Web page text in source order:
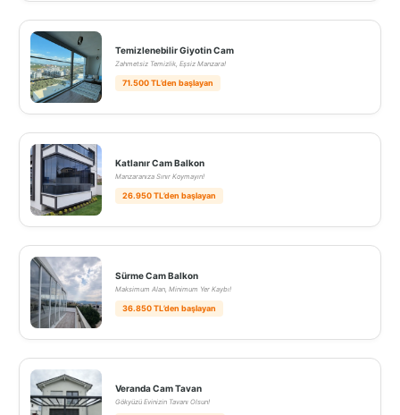
Temizlenebilir Giyotin Cam
Zahmetsiz Temizlik, Eşsiz Manzara!
71.500 TL’den başlayan
Katlanır Cam Balkon
Manzaranıza Sınır Koymayın!
26.950 TL’den başlayan
Sürme Cam Balkon
Maksimum Alan, Minimum Yer Kaybı!
36.850 TL’den başlayan
Veranda Cam Tavan
Gökyüzü Evinizin Tavanı Olsun!